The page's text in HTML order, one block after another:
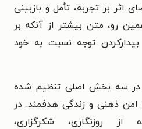
اثر بر تجربه، تأمل و بازبینی
رو، متن بیشتر از آنکه بر
توجه نسبت به خود
در سه بخش اصلی تنظیم شده
ذهنی و زندگی هدفمند. در
روزنگاری، شکرگزاری،